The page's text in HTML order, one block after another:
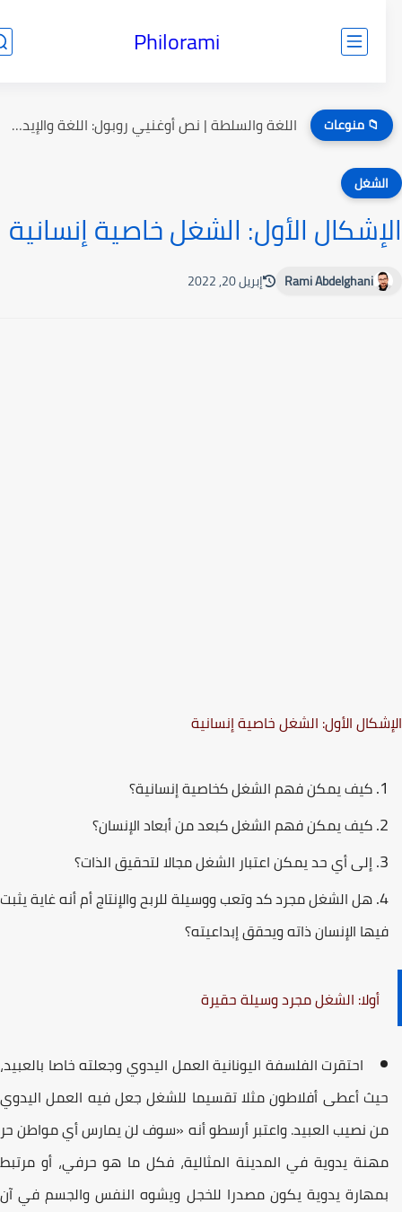
Philorami
📁 منوعات اللغة والسلطة | نص أوغنيي روبول: اللغة والإيديولوجيا
الأول: الشغل خاصية إنسانية
Rami Abdelghani إبريل 20, 2022
الأول: الشغل خاصية إنسانية
كیف یمكن فھم الشغل كخاصیة إنسانیة؟
كیف یمكن فھم الشغل كبعد من أبعاد الإنسان؟
إلى أي حد یمكن اعتبار الشغل مجالا لتحقیق الذات؟
هل الشغل مجرد كد وتعب ووسیلة للربح والإنتاج أم أنه غایة یثبت
الإنسان ذاته ویحقق إبداعیته؟
أولا: الشغل مجرد وسیلة حقیرة
احتقرت الفلسفة الیونانیة العمل الیدوي وجعلته خاصا بالعبید،
أعطى أفلاطون مثلا تقسیما للشغل جعل فیه العمل الیدوي
نصیب العبید. واعتبر أرسطو أنه «سوف لن یمارس أي مواطن حر
یدویة في المدینة المثالیة، فكل ما ھو حرفي، أو مرتبط
یدویة یكون مصدرا للخجل ویشوه النفس والجسم في آن